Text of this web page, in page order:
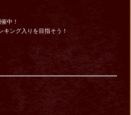
中！
キング入りを目指そう！